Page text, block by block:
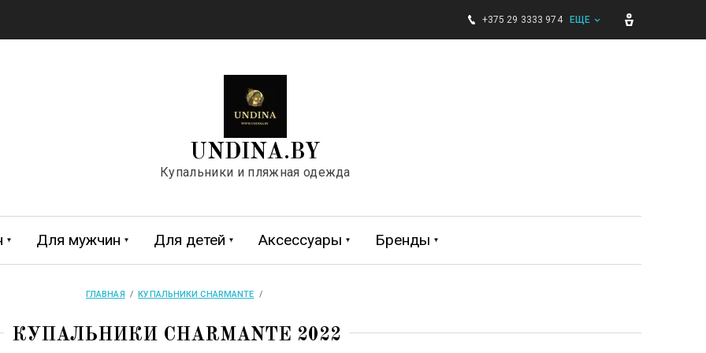
+375 29 3333 974 ЕЩЕ
UNDINA.BY
Купальники и пляжная одежда
Обувь
Для мужчин
Футболки
Для детей
Плавки для мальчиков
Аксессуары Бренды
DAVID
DOLCEZZA FEBA
FABRETTI
ГЛАВНАЯ
  /
КУПАЛЬНИКИ CHARMANTE
  /
КУПАЛЬНИКИ CHARMANTE 2022